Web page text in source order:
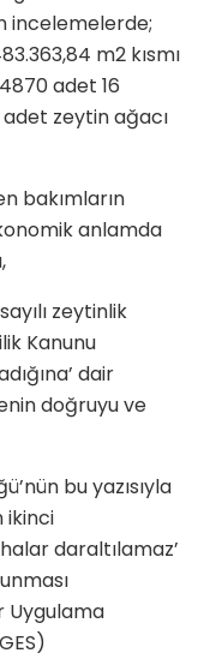
incelemelerde;
m2 kısmı
adet 16
zeytin ağacı
bakımların
anlamda
zeytinlik
Kanunu
dair
doğruyu ve
bu yazısıyla
ikinci
daraltılamaz’
Uygulama